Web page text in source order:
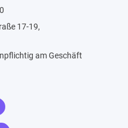
17-19,
am Geschäft